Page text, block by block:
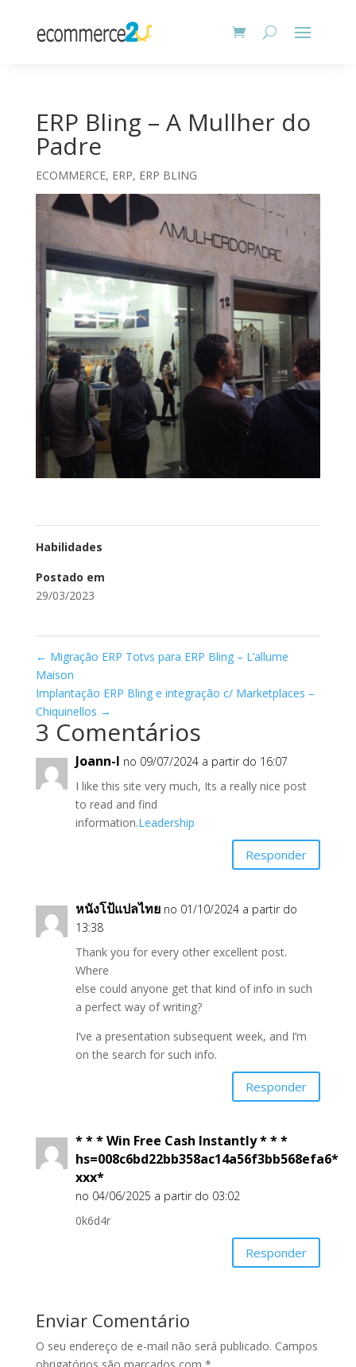
ERP Bling – A Mullher do
Padre
ECOMMERCE, ERP, ERP BLING
Habilidades
Postado em
29/03/2023
← Migração ERP Totvs para ERP Bling – L’allume
Maison
Implantação ERP Bling e integração c/ Marketplaces –
Chiquinellos →
3 Comentários
Joann-I no 09/07/2024 a partir do 16:07
I like this site very much, Its a really nice post
to read and find
information.Leadership
Responder
หนังโป้แปลไทย no 01/10/2024 a partir do
13:38
Thank you for every other excellent post.
Where
else could anyone get that kind of info in such
a perfect way of writing?
I’ve a presentation subsequent week, and I’m
on the search for such info.
Responder
* * * Win Free Cash Instantly * * *
hs=008c6bd22bb358ac14a56f3bb568efa6*
ххх*
no 04/06/2025 a partir do 03:02
0k6d4r
Responder
Enviar Comentário
O seu endereço de e-mail não será publicado. Campos